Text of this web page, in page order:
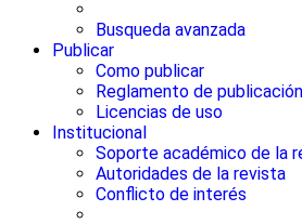
Busqueda avanzada
Publicar
Como publicar
Reglamento de publicación
Licencias de uso
Institucional
Soporte académico de la
Autoridades de la revista
Conflicto de interés